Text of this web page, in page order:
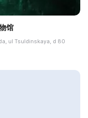
馆
ul Tsuldinskaya, d 80